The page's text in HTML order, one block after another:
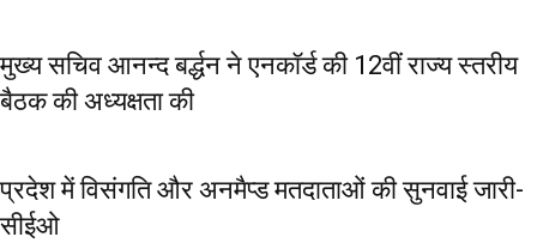
मुख्य सचिव आनन्द बर्द्धन ने एनकॉर्ड की 12वीं राज्य स्तरीय
बैठक की अध्यक्षता की
प्रदेश में विसंगति और अनमैप्ड मतदाताओं की सुनवाई जारी-
सीईओ